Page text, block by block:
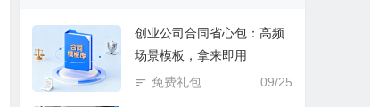
创业公司合同省心包：高频
场景模板，拿来即用
09/25
免费礼包